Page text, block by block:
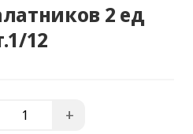
2 ед
12
+